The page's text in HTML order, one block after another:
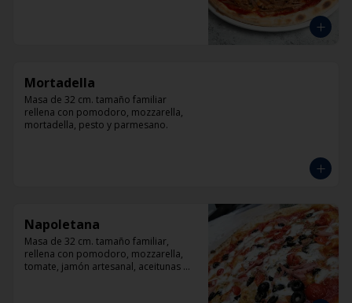
Mortadella
Masa de 32 cm. tamaño familiar
rellena con pomodoro, mozzarella,
mortadella, pesto y parmesano.
Napoletana
Masa de 32 cm. tamaño familiar,
rellena con pomodoro, mozzarella,
tomate, jamón artesanal, aceitunas